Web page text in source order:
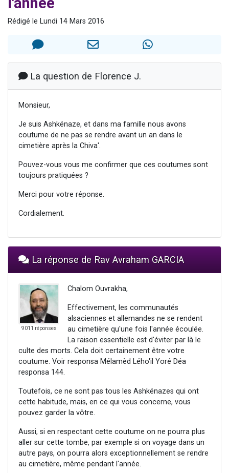
30 personnes viennent de faire un don pour Sauvez la jambe de Yohan
Il reste 49 places pour étudier en groupe sur Zoom
Rédigé le Lundi 14 Mars 2016
La question de Florence J.
Monsieur,
Je suis Ashkénaze, et dans ma famille nous avons
coutume de ne pas se rendre avant un an dans le
cimetière après la Chiva'.
Pouvez-vous vous me confirmer que ces coutumes sont
toujours pratiquées ?
Merci pour votre réponse.
Cordialement.
La réponse de Rav Avraham GARCIA
9011 réponses
Chalom Ouvrakha,
Effectivement, les communautés
alsaciennes et allemandes ne se rendent
au cimetière qu'une fois l'année écoulée.
La raison essentielle est d'éviter par là le
culte des morts. Cela doit certainement être votre
coutume. Voir responsa Mélamèd Lého'il Yoré Déa
responsa 144.
Toutefois, ce ne sont pas tous les Ashkénazes qui ont
cette habitude, mais, en ce qui vous concerne, vous
pouvez garder la vôtre.
Aussi, si en respectant cette coutume on ne pourra plus
aller sur cette tombe, par exemple si on voyage dans un
autre pays, on pourra alors exceptionnellement se rendre
au cimetière, même pendant l'année.